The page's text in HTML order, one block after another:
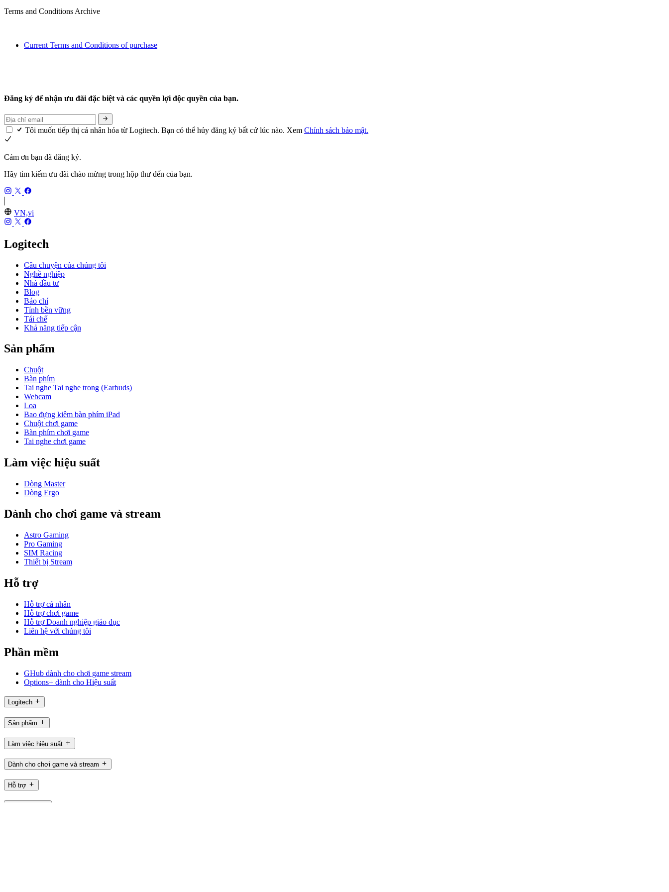
Terms and Conditions Archive
Current Terms and Conditions of purchase
Đăng ký để nhận ưu đãi đặc biệt và các quyền lợi độc quyền của bạn.
Tôi muốn tiếp thị cá nhân hóa từ Logitech. Bạn có thể hủy đăng ký bất cứ lúc nào. Xem Chính sách bảo mật.
Cảm ơn bạn đã đăng ký.
Hãy tìm kiếm ưu đãi chào mừng trong hộp thư đến của bạn.
VN,vi
Logitech
Câu chuyện của chúng tôi
Nghề nghiệp
Nhà đầu tư
Blog
Báo chí
Tính bền vững
Tái chế
Khả năng tiếp cận
Sản phẩm
Chuột
Bàn phím
Tai nghe Tai nghe trong (Earbuds)
Webcam
Loa
Bao đựng kiêm bàn phím iPad
Chuột chơi game
Bàn phím chơi game
Tai nghe chơi game
Làm việc hiệu suất
Dòng Master
Dòng Ergo
Dành cho chơi game và stream
Astro Gaming
Pro Gaming
SIM Racing
Thiết bị Stream
Hỗ trợ
Hỗ trợ cá nhân
Hỗ trợ chơi game
Hỗ trợ Doanh nghiệp giáo dục
Liên hệ với chúng tôi
Phần mềm
GHub dành cho chơi game stream
Options+ dành cho Hiệu suất
Logitech
Sản phẩm
Làm việc hiệu suất
Dành cho chơi game và stream
Hỗ trợ